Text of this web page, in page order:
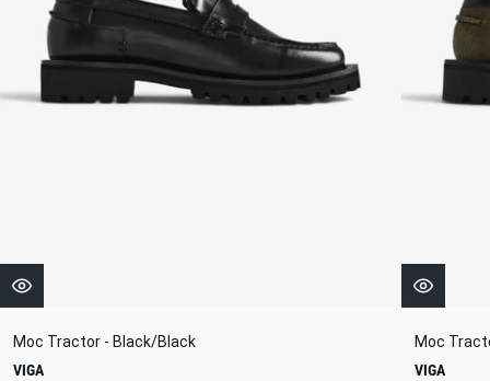
Moc Tractor - Black/Black
VIGA
Moc
VIGA